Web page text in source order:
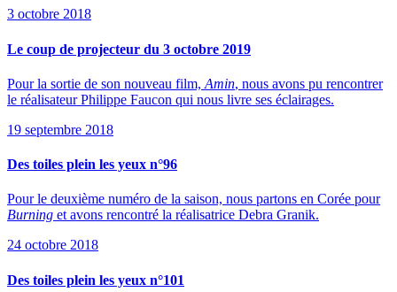
3 octobre 2018
Le coup de projecteur du 3 octobre 2019
Pour la sortie de son nouveau film, Amin, nous avons pu rencontrer
le réalisateur Philippe Faucon qui nous livre ses éclairages.
19 septembre 2018
Des toiles plein les yeux n°96
Pour le deuxième numéro de la saison, nous partons en Corée pour
Burning et avons rencontré la réalisatrice Debra Granik.
24 octobre 2018
Des toiles plein les yeux n°101